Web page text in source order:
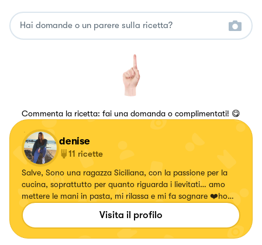
Commenta la ricetta: fai una domanda o complimentati! 😋
denise
11 ricette
Salve, Sono una ragazza Siciliana, con la passione per la
cucina, soprattutto per quanto riguarda i lievitati… amo
mettere le mani in pasta, mi rilassa e mi fa sognare ❤️ho
aperto da tre anni un canale YouTube per condividere tutto
con gli amici virtuali ❤️Visita il profilo